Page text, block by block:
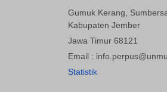
Gumuk Kerang,
Kabupaten Jember
Jawa Timur 68121
Email :
Statistik